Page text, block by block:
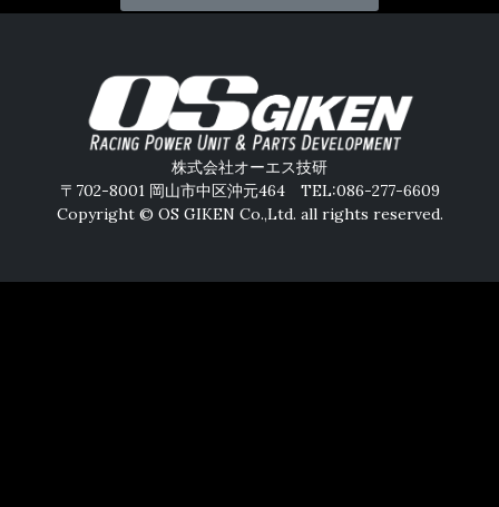
株式会社オーエス技研
〒702-8001 岡山市中区沖元464 TEL:086-277-6609
Copyright © OS GIKEN Co.,Ltd. all rights reserved.